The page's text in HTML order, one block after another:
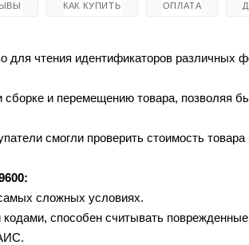
КАК КУПИТЬ ОПЛАТА
для чтения идентификаторов различных
и перемещению товара, позволяя
смогли проверить стоимость товара
сложных условиях.
способен считывать